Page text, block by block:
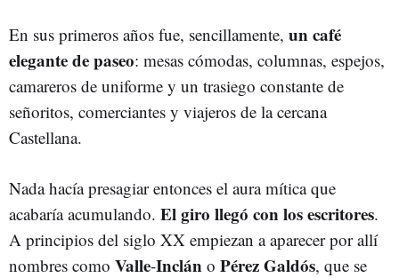
En sus primeros años fue, sencillamente, un café
elegante de paseo: mesas cómodas, columnas, espejos,
camareros de uniforme y un trasiego constante de
señoritos, comerciantes y viajeros de la cercana
Castellana.
Nada hacía presagiar entonces el aura mítica que
acabaría acumulando. El giro llegó con los escritores.
A principios del siglo XX empiezan a aparecer por allí
nombres como Valle-Inclán o Pérez Galdós, que se